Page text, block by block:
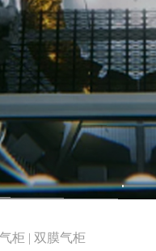
柜 | 双膜气柜